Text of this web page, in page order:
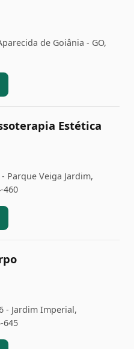
de Goiânia - GO,
Estética
Parque Veiga Jardim,
460
- Jardim Imperial,
645